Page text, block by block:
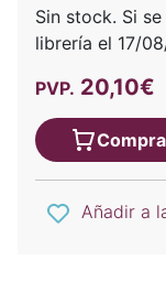
Sin stock. Si
librería el 17/
PVP. 20,10€
Añadir a